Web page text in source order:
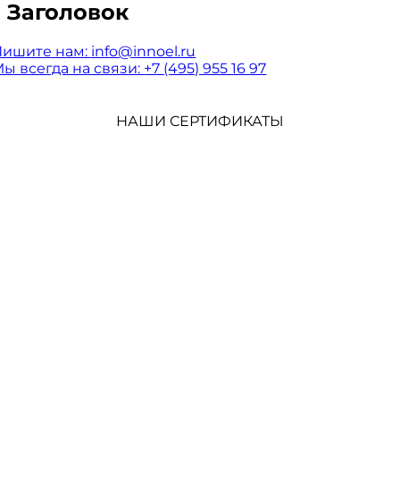
Заголовок
нам: info@innoel.ru
всегда на связи: +7 (495) 955 16 97
НАШИ СЕРТИФИКАТЫ